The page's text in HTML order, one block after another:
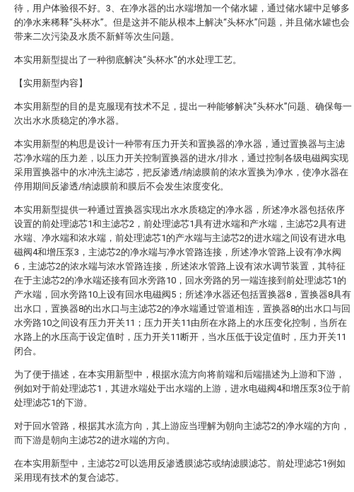
待，用户体验很不好。3、在净水器的出水端增加一个储水罐，通过储水罐中足够多
的净水来稀释“头杯水”。但是这并不能从根本上解决“头杯水”问题，并且储水罐也会
带来二次污染及水质不新鲜等次生问题。
本实用新型提出了一种彻底解决“头杯水”的水处理工艺。
【实用新型内容】
本实用新型的目的是克服现有技术不足，提出一种能够解决“头杯水”问题、确保每一
次出水水质稳定的净水器。
本实用新型的构思是设计一种带有压力开关和置换器的净水器，通过置换器与主滤
芯净水端的压力差，以压力开关控制置换器的进水/排水，通过控制各级电磁阀实现
采用置换器中的水冲洗主滤芯，把反渗透/纳滤膜前的浓水置换为净水，使净水器在
停用期间反渗透/纳滤膜前和膜后不会发生浓度变化。
本实用新型提供一种通过置换器实现出水水质稳定的净水器，所述净水器包括依序
设置的前处理滤芯1和主滤芯2，前处理滤芯1具有进水端和产水端，主滤芯2具有进
水端、净水端和浓水端，前处理滤芯1的产水端与主滤芯2的进水端之间设有进水电
磁阀4和增压泵3，主滤芯2的净水端与净水管路连接，所述净水管路上设有净水阀
6，主滤芯2的浓水端与浓水管路连接，所述浓水管路上设有浓水调节装置，其特征
在于主滤芯2的净水端还接有回水旁路10，回水旁路的另一端连接到前处理滤芯1的
产水端，回水旁路10上设有回水电磁阀5；所述净水器还包括置换器8，置换器8具有
出水口，置换器8的出水口与主滤芯2的净水端通过管道相连，置换器8的出水口与回
水旁路10之间设有压力开关11；压力开关11由所在水路上的水压变化控制，当所在
水路上的水压高于设定值时，压力开关11断开，当水压低于设定值时，压力开关11
闭合。
为了便于描述，在本实用新型中，根据水流方向将前端和后端描述为上游和下游，
例如对于前处理滤芯1，其进水端处于出水端的上游，进水电磁阀4和增压泵3位于前
处理滤芯1的下游。
对于回水管路，根据其水流方向，其上游应当理解为朝向主滤芯2的净水端的方向，
而下游是朝向主滤芯2的进水端的方向。
在本实用新型中，主滤芯2可以选用反渗透膜滤芯或纳滤膜滤芯。前处理滤芯1例如
采用现有技术的复合滤芯。